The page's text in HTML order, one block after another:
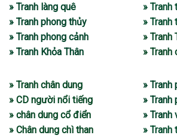
» Tranh làng quê
» Tranh phong thủy
» Tranh phong cảnh
» Tranh Khỏa Thân
» Tranh
» Tranh
» Tranh
» Tranh
» Tranh chân dung
» CD người nổi tiếng
» chân dung cổ điển
» Chân dung chì than
» Tranh
» Tranh
» Tranh
» Tranh